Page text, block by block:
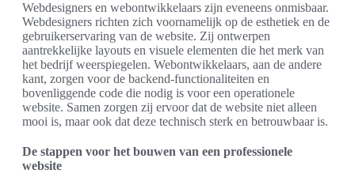
Webdesigners en webontwikkelaars zijn eveneens onmisbaar.
Webdesigners richten zich voornamelijk op de esthetiek en de
gebruikerservaring van de website. Zij ontwerpen
aantrekkelijke layouts en visuele elementen die het merk van
het bedrijf weerspiegelen. Webontwikkelaars, aan de andere
kant, zorgen voor de backend-functionaliteiten en
bovenliggende code die nodig is voor een operationele
website. Samen zorgen zij ervoor dat de website niet alleen
mooi is, maar ook dat deze technisch sterk en betrouwbaar is.
De stappen voor het bouwen van een professionele
website